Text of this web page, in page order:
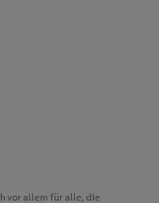
vor allem für alle, die